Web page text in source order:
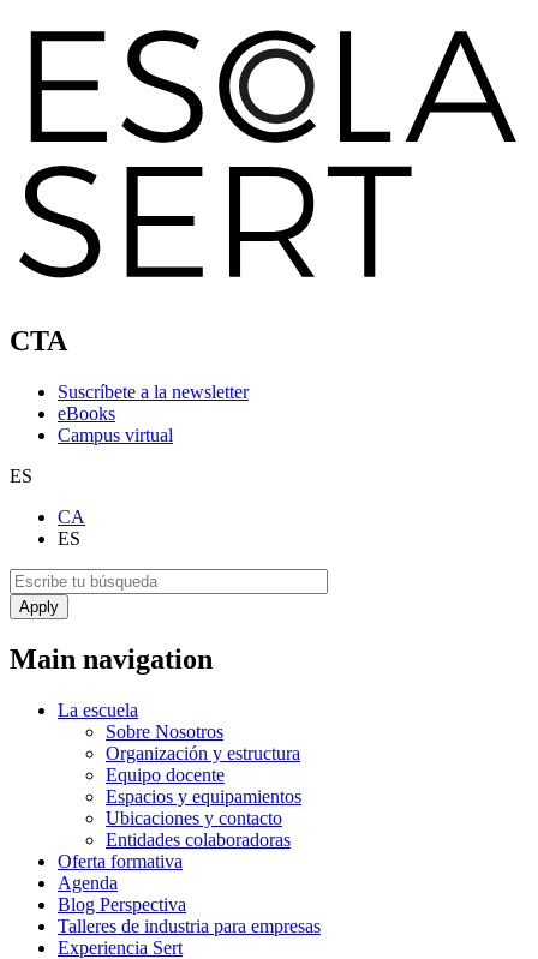
CTA
Suscríbete a la newsletter
eBooks
Campus virtual
ES
CA
ES
Main navigation
La escuela
Sobre Nosotros
Organización y estructura
Equipo docente
Espacios y equipamientos
Ubicaciones y contacto
Entidades colaboradoras
Oferta formativa
Agenda
Blog Perspectiva
Talleres de industria para empresas
Experiencia Sert